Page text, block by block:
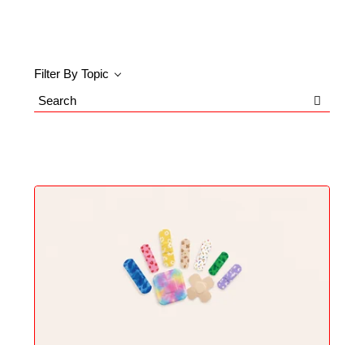
Filter By Topic
Search